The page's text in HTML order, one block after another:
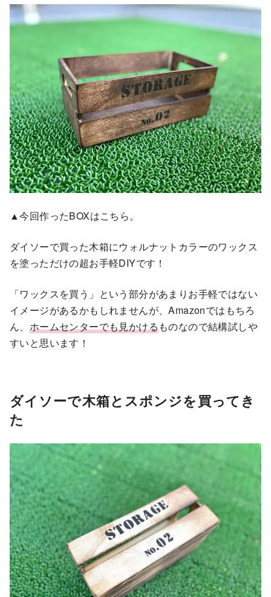
▲今回作ったBOXはこちら。
ダイソーで買った木箱にウォルナットカラーのワックス
を塗っただけの超お手軽DIYです！
「ワックスを買う」という部分があまりお手軽ではない
イメージがあるかもしれませんが、Amazonではもちろ
ん、 ホームセンターでも見かけるものなので結構試しや
すいと思います！
ダイソーで木箱とスポンジを買ってき
た